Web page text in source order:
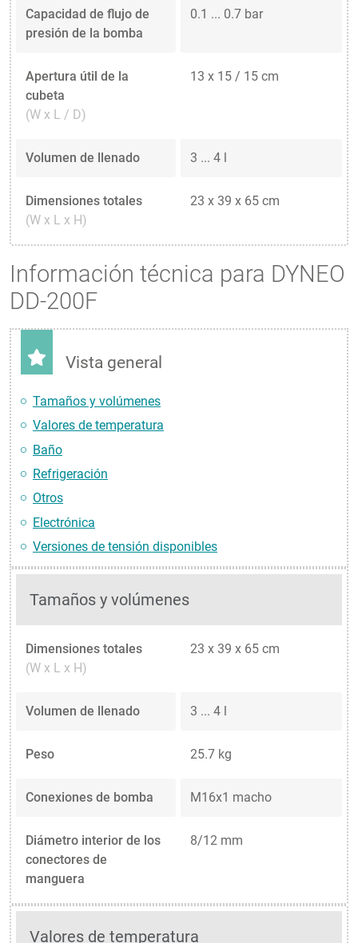
Capacidad de flujo de
presión de la bomba
0.1 ... 0.7 bar
Apertura útil de la
cubeta
(W x L / D)
13 x 15 / 15 cm
Volumen de llenado 3 ... 4 l
Dimensiones totales
(W x L x H)
23 x 39 x 65 cm
Información técnica para DYNEO
DD-200F
Vista general
Tamaños y volúmenes
Valores de temperatura
Baño
Refrigeración
Otros
Electrónica
Versiones de tensión disponibles
Tamaños y volúmenes
Dimensiones totales
(W x L x H)
23 x 39 x 65 cm
Volumen de llenado 3 ... 4 l
Peso 25.7 kg
Conexiones de bomba M16x1 macho
Diámetro interior de los
conectores de
manguera
8/12 mm
Valores de temperatura